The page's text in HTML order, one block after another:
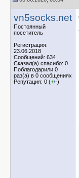
vn5socks.net
Постоянный
посетитель
Регистрация:
23.06.2018
Сообщений: 634
Сказал(а) спасибо: 0
Поблагодарили 0
раз(а) в 0 сообщениях
Репутация: 0 (+/-)